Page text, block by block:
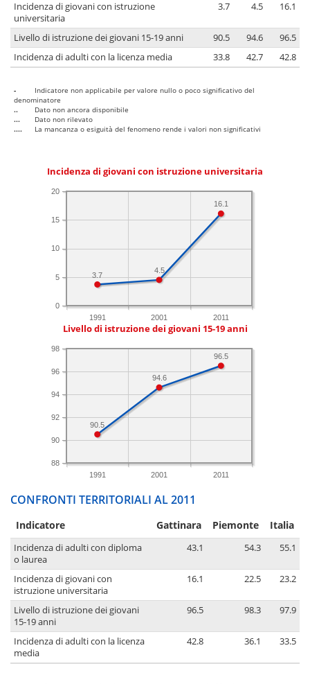
Incidenza di giovani con istruzione
universitaria
3.7 4.5 16.1
Livello di istruzione dei giovani 15-19 anni 90.5 94.6
96.5
Incidenza di adulti con la licenza media
33.8 42.7 42.8
-
Indicatore non applicabile per valore nullo o poco significativo del
denominatore
..
Dato non ancora disponibile
...
Dato non rilevato
....
La mancanza o esiguità del fenomeno rende i valori non significativi
Incidenza di giovani con istruzione universitaria
1991 2001 2011
0
5
10
15
20
16.1
4.5
3.7
Livello di istruzione dei giovani 15-19 anni
1991 2001 2011
88
90
92
94
96
98
96.5
94.6
90.5
CONFRONTI TERRITORIALI AL 2011
Indicatore Gattinara Piemonte Italia
Incidenza di adulti con diploma
o laurea
43.1 54.3 55.1
Incidenza di giovani con
istruzione universitaria
16.1 22.5 23.2
Livello di istruzione dei giovani
15-19 anni
96.5 98.3 97.9
Incidenza di adulti con la licenza
media
42.8 36.1 33.5